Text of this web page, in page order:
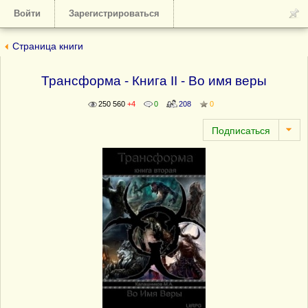
Войти Зарегистрироваться
Страница книги
Трансформа - Книга II - Во имя веры
250 560 +4 0 208 0